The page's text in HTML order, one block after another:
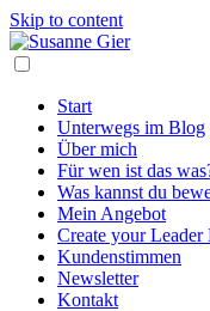
Skip to content
Start
Unterwegs im Blog
Über mich
Für wen ist das
Was kannst du
Mein Angebot
Create your Leader
Kundenstimmen
Newsletter
Kontakt